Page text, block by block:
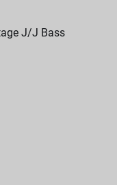
J/J Bass